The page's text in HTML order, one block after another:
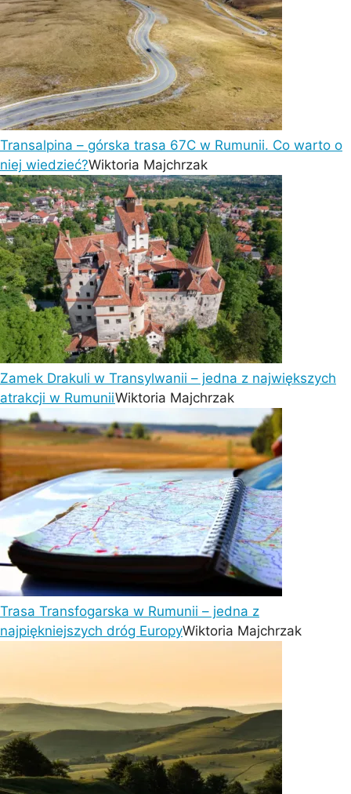
Transalpina – górska trasa 67C w Rumunii. Co warto o
niej wiedzieć?Wiktoria Majchrzak
Zamek Drakuli w Transylwanii – jedna z największych
atrakcji w RumuniiWiktoria Majchrzak
Trasa Transfogarska w Rumunii – jedna z
najpiękniejszych dróg EuropyWiktoria Majchrzak